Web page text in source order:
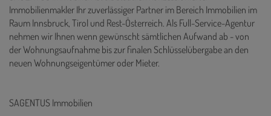
Immobilienmakler Ihr zuverlässiger Partner im Bereich Immobilien im
Raum Innsbruck, Tirol und Rest-Österreich. Als Full-Service-Agentur
nehmen wir Ihnen wenn gewünscht sämtlichen Aufwand ab - von
der Wohnungsaufnahme bis zur finalen Schlüsselübergabe an den
neuen Wohnungseigentümer oder Mieter.
SAGENTUS Immobilien